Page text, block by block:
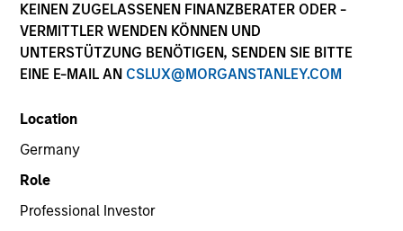
KEINEN ZUGELASSENEN FINANZBERATER ODER -
VERMITTLER WENDEN KÖNNEN UND
UNTERSTÜTZUNG BENÖTIGEN, SENDEN SIE BITTE
EINE E-MAIL AN CSLUX@MORGANSTANLEY.COM
Location
Germany
Role
Professional Investor
YEARS OF INDUSTRY EXPERIENCE